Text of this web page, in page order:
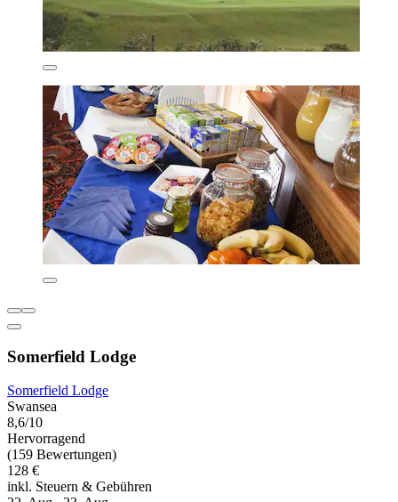
Somerfield Lodge
Somerfield Lodge
Swansea
8,6/10
Hervorragend
(159 Bewertungen)
128 €
inkl. Steuern & Gebühren